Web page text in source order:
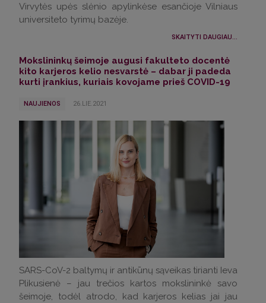
Virvytės upės slėnio apylinkėse esančioje Vilniaus
universiteto tyrimų bazėje.
SKAITYTI DAUGIAU...
Mokslininkų šeimoje augusi fakulteto docentė
kito karjeros kelio nesvarstė – dabar ji padeda
kurti įrankius, kuriais kovojame prieš COVID-19
NAUJIENOS 26.LIE.2021
SARS-CoV-2 baltymų ir antikūnų sąveikas tirianti Ieva
Plikusienė – jau trečios kartos mokslininkė savo
šeimoje, todėl atrodo, kad karjeros kelias jai jau